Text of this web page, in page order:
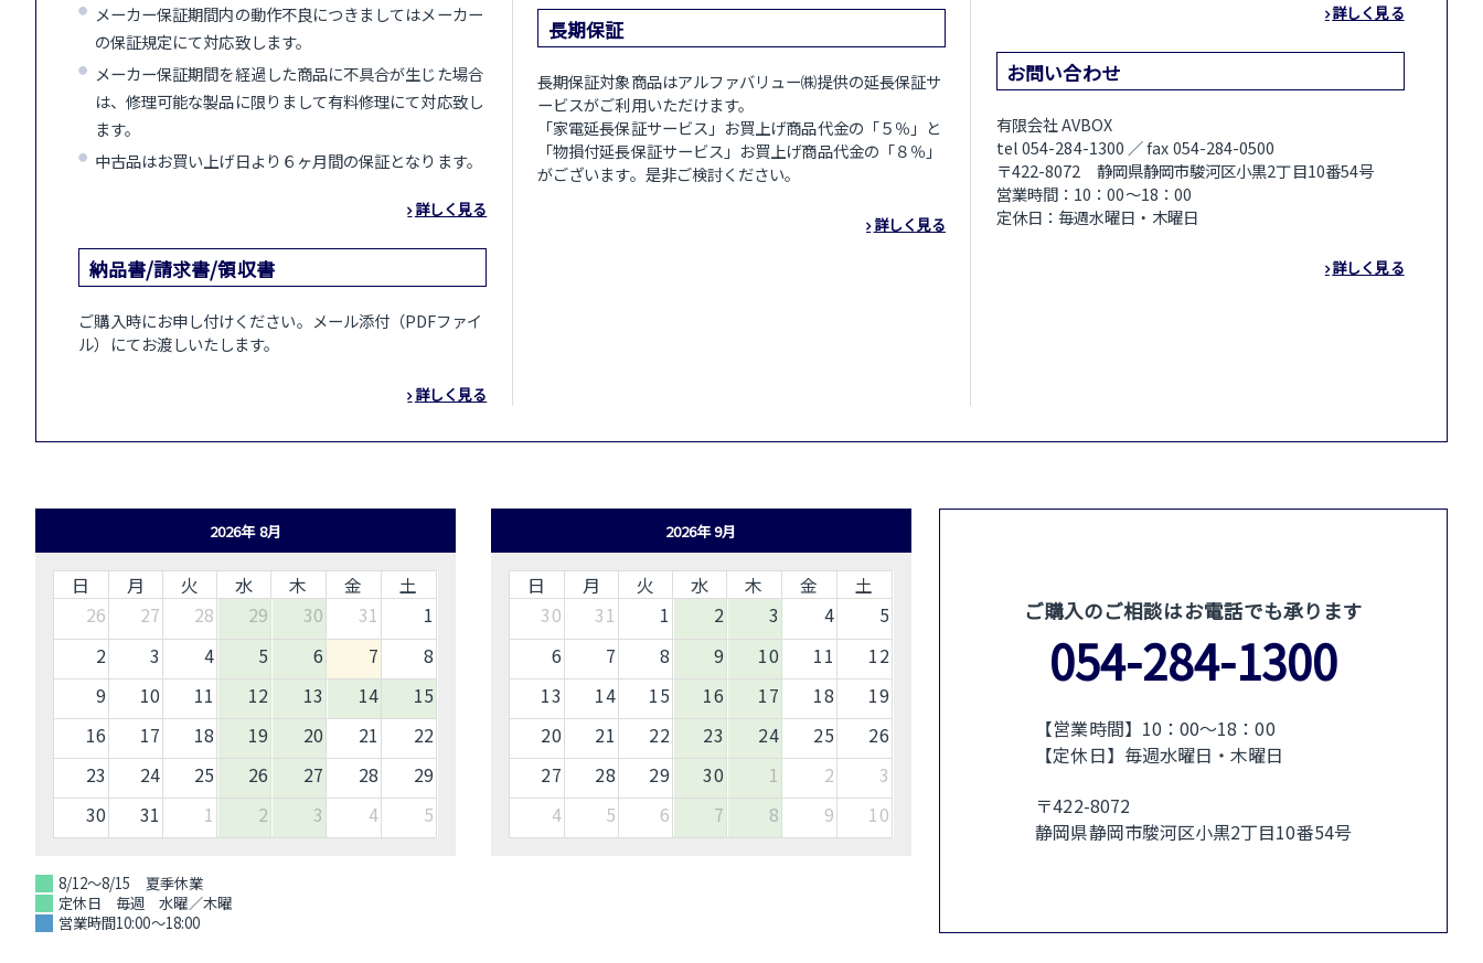
メーカー保証期間内の動作不良につきましてはメーカー
の保証規定にて対応致します。
メーカー保証期間を経過した商品に不具合が生じた場合
は、修理可能な製品に限りまして有料修理にて対応致し
ます。
中古品はお買い上げ日より６ヶ月間の保証となります。
詳しく見る
納品書/請求書/領収書
ご購入時にお申し付けください。メール添付（PDFファイ
ル）にてお渡しいたします。
詳しく見る
長期保証
長期保証対象商品はアルファバリュー㈱提供の延長保証サ
ービスがご利用いただけます。
「家電延長保証サービス」お買上げ商品代金の「５％」と
「物損付延長保証サービス」お買上げ商品代金の「８％」
がございます。是非ご検討ください。
詳しく見る
詳しく見る
お問い合わせ
有限会社 AVBOX
tel 054-284-1300 ／ fax 054-284-0500
〒422-8072 静岡県静岡市駿河区小黒2丁目10番54号
営業時間：10：00～18：00
定休日：毎週水曜日・木曜日
詳しく見る
2026年 8月
日 月 火 水 木 金
土
26
27 28 29 30 31
1
2
3 4 5 6 7
8
9
10 11 12 13 14
15
16
17 18 19 20 21
22
23
24 25 26 27 28
29
30
31 1 2 3 4 5
2026年 9月
日 月 火 水 木 金
土
30
31 1 2 3 4
5
6
7 8 9 10 11
12
13
14 15 16 17 18
19
20
21 22 23 24 25
26
27
28 29 30 1 2
3
4
5 6 7 8 9 10
8/12～8/15 夏季休業
定休日 毎週 水曜／木曜
営業時間10:00～18:00
ご購入のご相談はお電話でも承ります
054-284-1300
【営業時間】10：00〜18：00
【定休日】毎週水曜日・木曜日
〒422-8072
静岡県静岡市駿河区小黒2丁目10番54号